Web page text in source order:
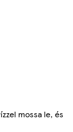
mossa le, és